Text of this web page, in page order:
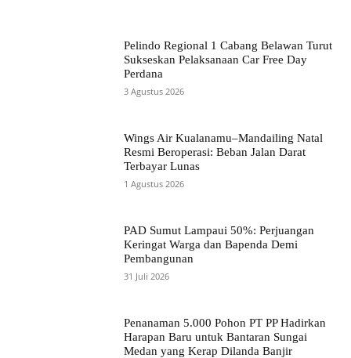
Pelindo Regional 1 Cabang Belawan Turut
Sukseskan Pelaksanaan Car Free Day
Perdana
3 Agustus 2026
Wings Air Kualanamu–Mandailing Natal
Resmi Beroperasi: Beban Jalan Darat
Terbayar Lunas
1 Agustus 2026
PAD Sumut Lampaui 50%: Perjuangan
Keringat Warga dan Bapenda Demi
Pembangunan
31 Juli 2026
Penanaman 5.000 Pohon PT PP Hadirkan
Harapan Baru untuk Bantaran Sungai
Medan yang Kerap Dilanda Banjir